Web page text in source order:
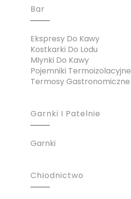
Bar
Ekspresy Do Kawy
Kostkarki Do Lodu
Młynki Do Kawy
Pojemniki Termoizolacyjne
Termosy Gastronomiczne
Garnki I Patelnie
Garnki
Chłodnictwo